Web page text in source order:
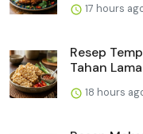
17 hours
Resep
Tahan Lama
18 hours